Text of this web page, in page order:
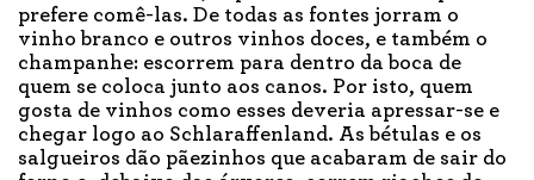
prefere comê-las. De todas as fontes jorram o
vinho branco e outros vinhos doces, e também o
champanhe: escorrem para dentro da boca de
quem se coloca junto aos canos. Por isto, quem
gosta de vinhos como esses deveria apressar-se e
chegar logo ao Schlaraffenland. As bétulas e os
salgueiros dão pãezinhos que acabaram de sair do